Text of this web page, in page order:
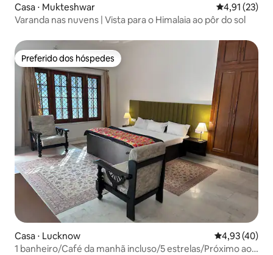
Casa ⋅ Mukteshwar 4,91 de uma
4,91 (23)
Varanda nas nuvens | Vista para o Himalaia ao pôr do sol
Preferido dos hóspedes
Preferido dos hóspedes
Casa ⋅ Lucknow 4,93 de uma
4,93 (40)
1 banheiro/Café da manhã incluso/5 estrelas/Próximo ao